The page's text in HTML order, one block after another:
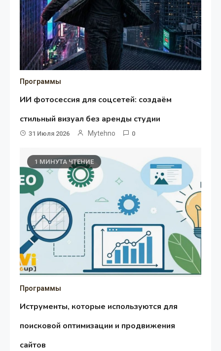
Программы
ИИ фотосессия для соцсетей: создаём
стильный визуал без аренды студии
31 Июля 2026 Mytehno 0
1 МИНУТА ЧТЕНИЕ
Программы
Иструменты, которые используются для
поисковой оптимизации и продвижения
сайтов